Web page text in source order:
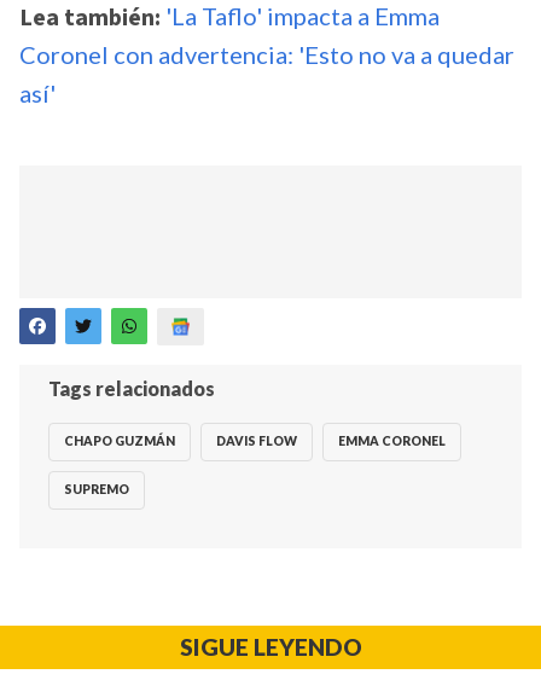
Lea también: 'La Taflo' impacta a Emma
Coronel con advertencia: 'Esto no va a quedar
así'
Tags relacionados
CHAPO GUZMÁN DAVIS FLOW EMMA CORONEL
SUPREMO
SIGUE LEYENDO